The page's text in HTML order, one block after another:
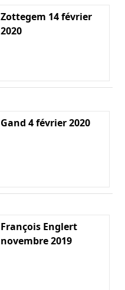
Zottegem 14 février
2020
Gand 4 février 2020
François Englert
novembre 2019